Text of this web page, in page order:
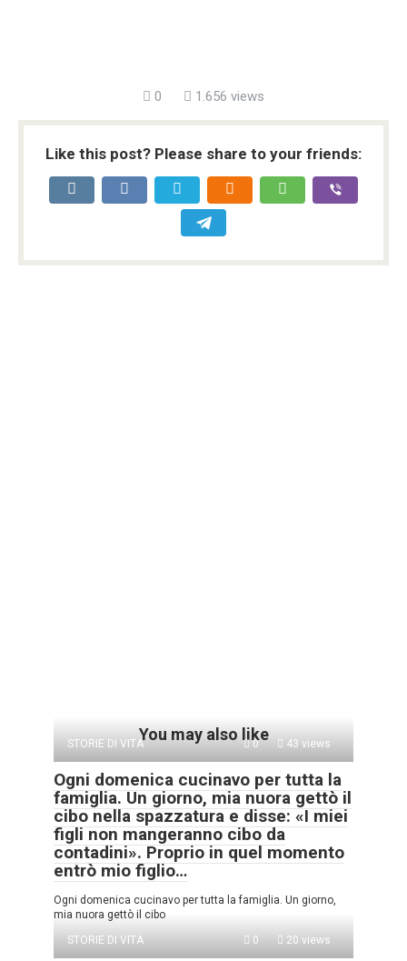
0 1.656 views
Like this post? Please share to your friends:
You may also like
STORIE DI VITA 0 43 views
Ogni domenica cucinavo per tutta la
famiglia. Un giorno, mia nuora gettò il
cibo nella spazzatura e disse: «I miei
figli non mangeranno cibo da
contadini». Proprio in quel momento
entrò mio figlio…
Ogni domenica cucinavo per tutta la famiglia. Un giorno,
mia nuora gettò il cibo
STORIE DI VITA
0 20 views